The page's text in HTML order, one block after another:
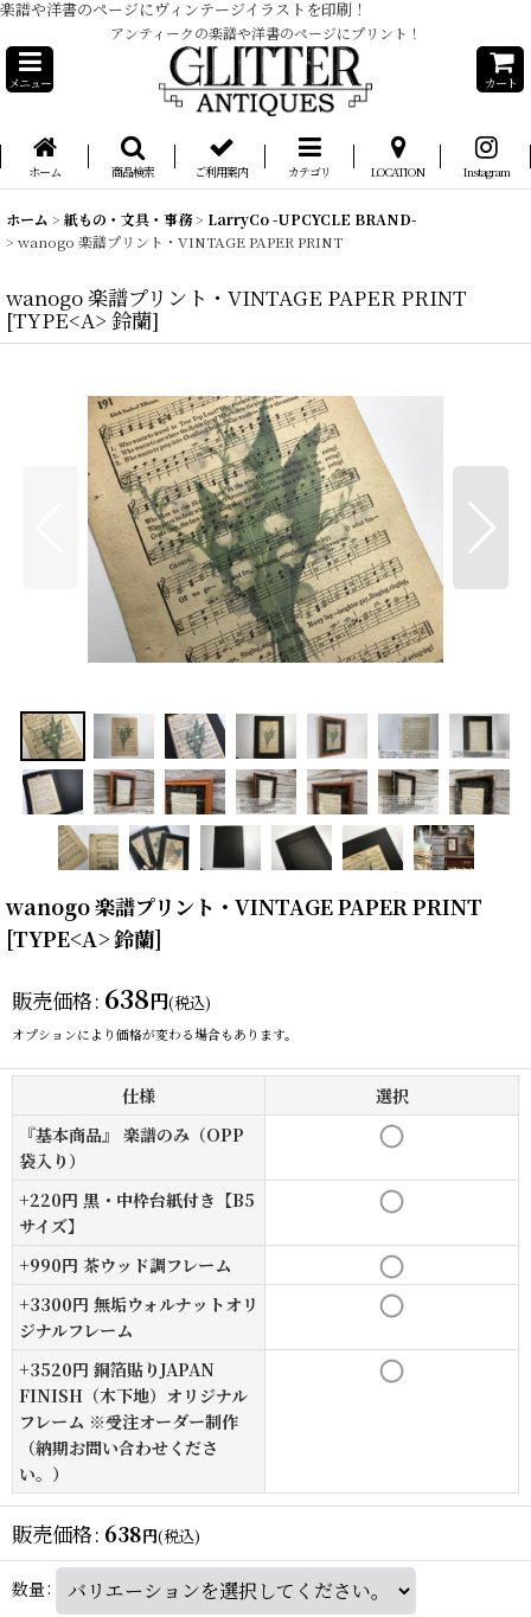
楽譜や洋書のページにヴィンテージイラストを印刷！
アンティークの楽譜や洋書のページにプリント！
メニュー カート
ホーム 商品検索 ご利用案内 カテゴリ LOCATION Instagram
ホーム > 紙もの・文具・事務> LarryCo -UPCYCLE BRAND-
> wanogo 楽譜プリント・VINTAGE PAPER PRINT
wanogo 楽譜プリント・VINTAGE PAPER PRINT
[TYPE<A> 鈴蘭]
wanogo 楽譜プリント・VINTAGE PAPER PRINT
[TYPE<A> 鈴蘭]
販売価格: 638円(税込)
オプションにより価格が変わる場合もあります。
仕様
選択
『基本商品』 楽譜のみ（OPP
袋入り）
+220円 黒・中枠台紙付き【B5
サイズ】
+990円 茶ウッド調フレーム
+3300円 無垢ウォルナットオリ
ジナルフレーム
+3520円 銅箔貼りJAPAN
FINISH（木下地）オリジナル
フレーム ※受注オーダー制作
（納期お問い合わせくださ
い。）
販売価格: 638円(税込)
数量: